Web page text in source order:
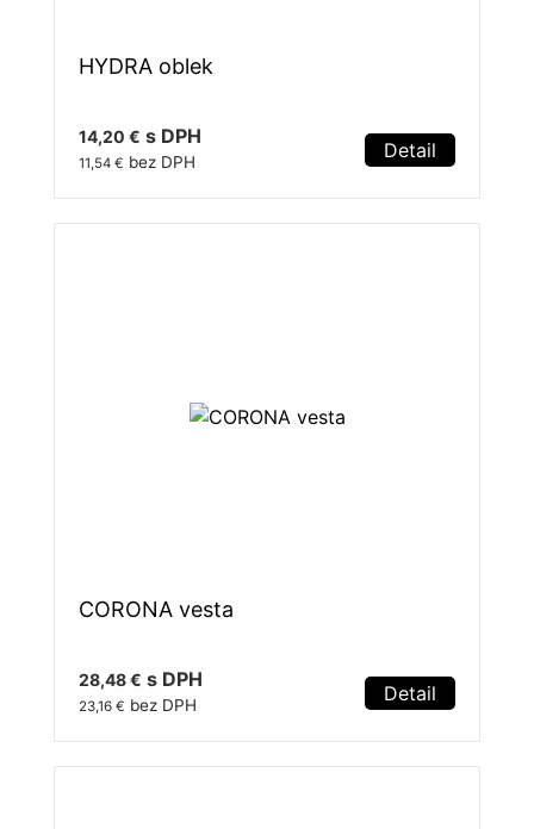
HYDRA oblek
14,20 € s DPH
11,54 € bez DPH Detail
CORONA vesta
28,48 € s DPH
23,16 € bez DPH Detail